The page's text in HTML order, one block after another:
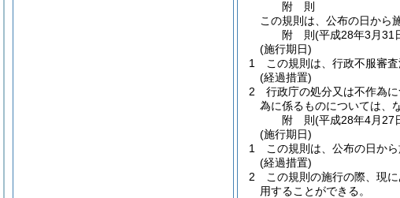
附 則
この規則は、公布の日から
附 則(平成28年3月31
(施行期日)
1
この規則は、行政不服審
(経過措置)
2
行政庁の処分又は不作為
為に係るものについては、
附 則(平成28年4月27
(施行期日)
1
この規則は、公布の日から
(経過措置)
2
この規則の施行の際、現
用することができる。